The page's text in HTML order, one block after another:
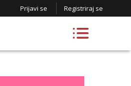
Prijavi se Registriraj se